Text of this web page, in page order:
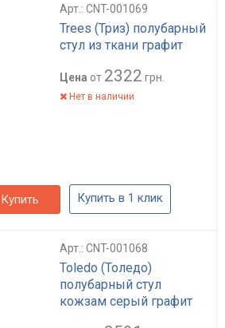
Арт.: CNT-001069
Trees (Триз) полубарный
стул из ткани графит
Цена от 2322 грн.
Нет в наличии
Купить Купить в 1 клик
Арт.: CNT-001068
Toledo (Толедо)
полубарный стул
кожзам серый графит